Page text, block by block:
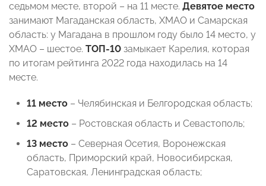
седьмом месте, второй – на 11 месте. Девятое место
занимают Магаданская область, ХМАО и Самарская
область: у Магадана в прошлом году было 14 место, у
ХМАО – шестое. ТОП-10 замыкает Карелия, которая
по итогам рейтинга 2022 года находилась на 14
месте.
11 место – Челябинская и Белгородская область;
12 место – Ростовская область и Севастополь;
13 место – Северная Осетия, Воронежская
область, Приморский край, Новосибирская,
Саратовская, Ленинградская область;